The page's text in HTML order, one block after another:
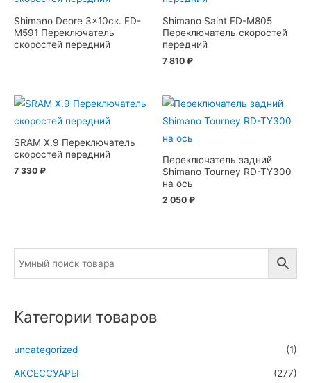
Shimano Deore 3×10ск. FD-
M591 Переключатель
скоростей передний
Shimano Saint FD-M805
Переключатель скоростей
передний
7 810 ₽
SRAM X.9 Переключатель
скоростей передний
7 330 ₽
Переключатель задний
Shimano Tourney RD-TY300
на ось
2 050 ₽
Категории товаров
uncategorized (1)
АКСЕССУАРЫ
(277)